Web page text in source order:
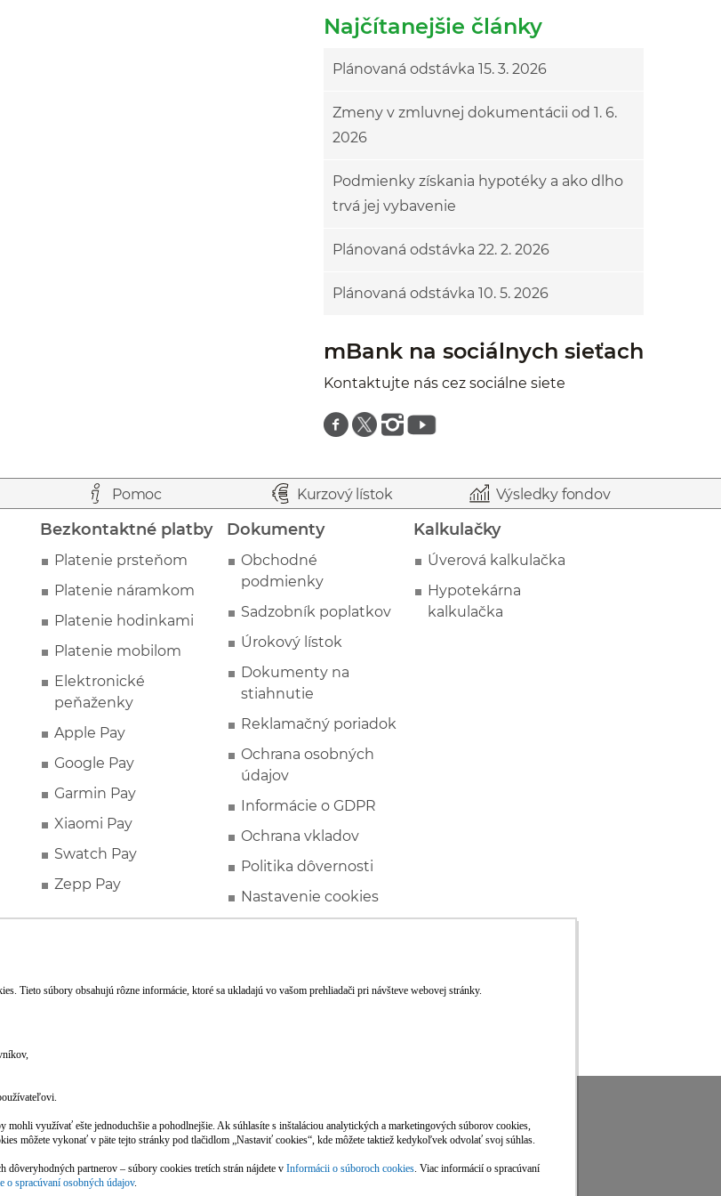
Najčítanejšie články
Plánovaná odstávka 15. 3. 2026
Zmeny v zmluvnej dokumentácii od 1. 6.
2026
Podmienky získania hypotéky a ako dlho
trvá jej vybavenie
Plánovaná odstávka 22. 2. 2026
Plánovaná odstávka 10. 5. 2026
mBank na sociálnych sieťach
Kontaktujte nás cez sociálne siete
Znajdź nas na facebooku
Znajdź nas na twitterze
Znajdź nas na instagramie
Znajdź nas na youtube
Pomoc Kurzový lístok Výsledky fondov
Bezkontaktné platby
Platenie prsteňom
Platenie náramkom
Platenie hodinkami
Platenie mobilom
Elektronické
peňaženky
Apple Pay
Google Pay
Garmin Pay
Xiaomi Pay
Swatch Pay
Zepp Pay
Dokumenty
Obchodné
podmienky
Sadzobník poplatkov
Úrokový lístok
Dokumenty na
stiahnutie
Reklamačný poriadok
Ochrana osobných
údajov
Informácie o GDPR
Ochrana vkladov
Politika dôvernosti
Nastavenie cookies
Kalkulačky
Úverová kalkulačka
Hypotekárna
kalkulačka
Viac informácií